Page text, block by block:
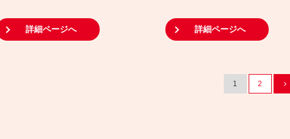
詳細ページへ 詳細ページへ
1 2